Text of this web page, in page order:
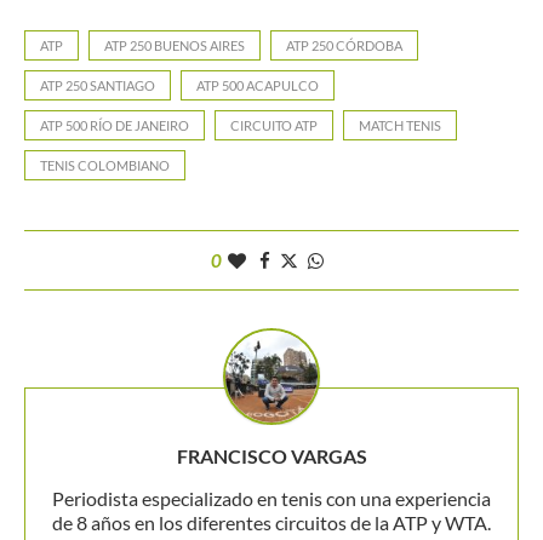
ATP ATP 250 BUENOS AIRES ATP 250 CÓRDOBA
ATP 250 SANTIAGO ATP 500 ACAPULCO
ATP 500 RÍO DE JANEIRO CIRCUITO ATP MATCH TENIS
TENIS COLOMBIANO
0
FRANCISCO VARGAS
Periodista especializado en tenis con una experiencia
de 8 años en los diferentes circuitos de la ATP y WTA.